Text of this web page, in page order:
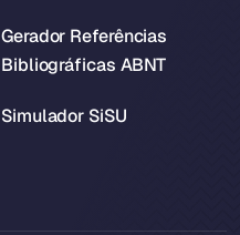
Gerador Referências
Bibliográficas ABNT
Simulador SiSU